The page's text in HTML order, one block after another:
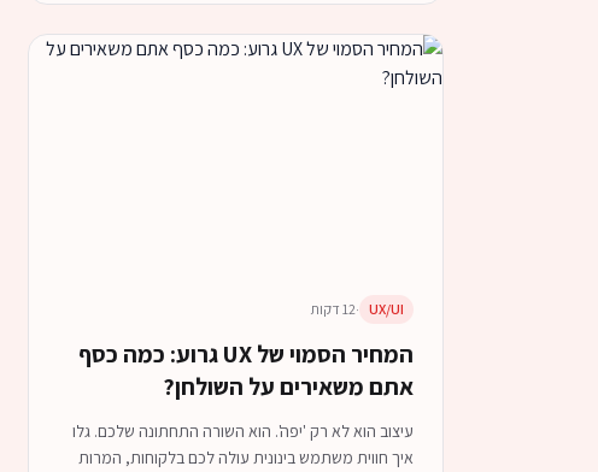
UX/UI
·12 דקות
המחיר הסמוי של UX גרוע: כמה כסף
אתם משאירים על השולחן?
עיצוב הוא לא רק 'יפה'. הוא השורה התחתונה שלכם. גלו
איך חווית משתמש בינונית עולה לכם בלקוחות, המרות